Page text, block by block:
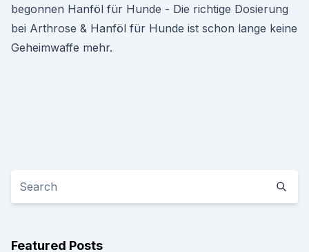
begonnen Hanföl für Hunde - Die richtige Dosierung
bei Arthrose & Hanföl für Hunde ist schon lange keine
Geheimwaffe mehr.
Featured Posts